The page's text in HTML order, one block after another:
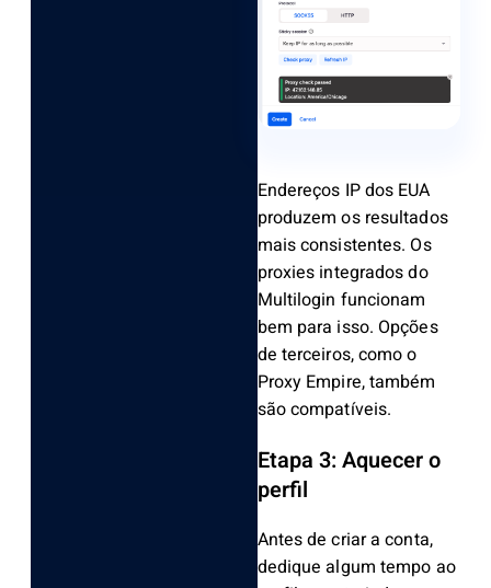
Endereços IP dos EUA
produzem os resultados
mais consistentes. Os
proxies integrados do
Multilogin funcionam
bem para isso. Opções
de terceiros, como o
Proxy Empire, também
são compatíveis.
Etapa 3: Aquecer o
perfil
Antes de criar a conta,
dedique algum tempo ao